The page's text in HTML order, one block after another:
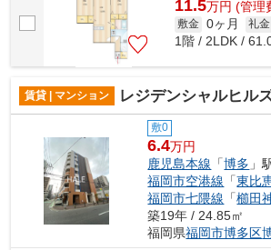
11.5万円 (管理
敷金 0ヶ月 礼金
1階 / 2LDK /
賃貸 | マンション レジデンシャルヒル
敷0
6.4万円
鹿児島本線 「博多 」
福岡市空港線 「東比
福岡市七隈線 「櫛田
築19年 / 24.85㎡
福岡県福岡市博多区